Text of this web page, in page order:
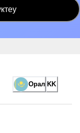
Орал KK